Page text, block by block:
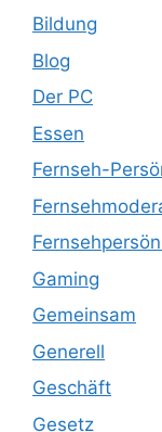
Bildung
Blog
Der PC
Essen
Fernseh-
Gaming
Gemeinsam
Generell
Geschäft
Gesetz